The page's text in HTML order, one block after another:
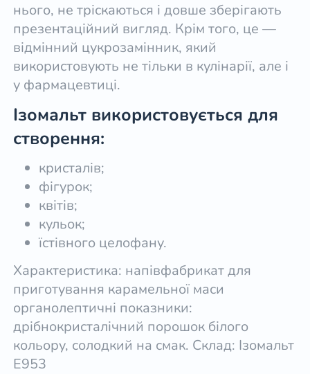
нього, не тріскаються і довше зберігають
презентаційний вигляд. Крім того, це —
відмінний цукрозамінник, який
використовують не тільки в кулінарії, але і
у фармацевтиці.
Ізомальт використовується для
створення:
кристалів;
фігурок;
квітів;
кульок;
їстівного целофану.
Характеристика: напівфабрикат для
приготування карамельної маси
органолептичні показники:
дрібнокристалічний порошок білого
кольору, солодкий на смак. Склад: Ізомальт
Е953